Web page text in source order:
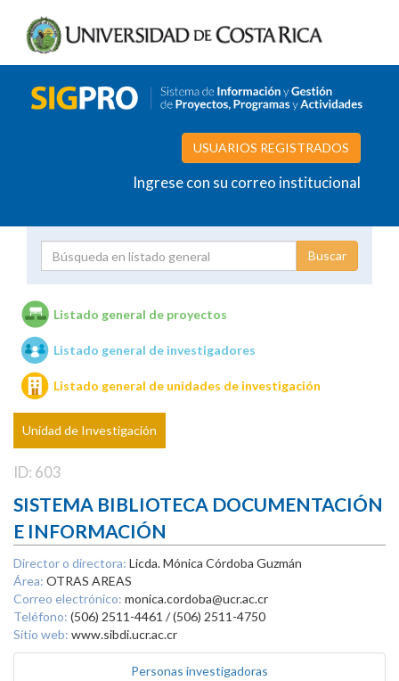
USUARIOS REGISTRADOS
Ingrese con su correo institucional
Unidades de investigación
Listado general de proyectos
Listado general de investigadores
Listado general de unidades de investigación
Unidad de Investigación
ID: 603
SISTEMA BIBLIOTECA DOCUMENTACIÓN
E INFORMACIÓN
Director o directora: Licda. Mónica Córdoba Guzmán
Área: OTRAS AREAS
Correo electrónico: monica.cordoba@ucr.ac.cr
Teléfono: (506) 2511-4461 / (506) 2511-4750
Sitio web: www.sibdi.ucr.ac.cr
Personas investigadoras